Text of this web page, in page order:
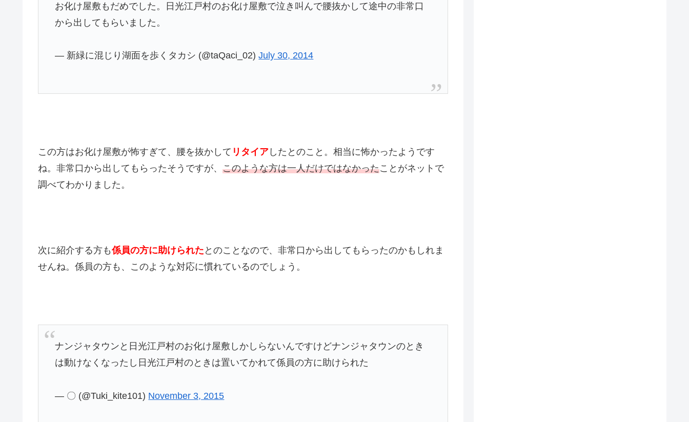
お化け屋敷もだめでした。日光江戸村のお化け屋敷で泣き叫んで腰抜かして途中の非常口
から出してもらいました。
— 新緑に混じり湖面を歩くタカシ (@taQaci_02)July 30, 2014
この方はお化け屋敷が怖すぎて、腰を抜かして リタイア したとのこと。相当に怖かったようです
ね。非常口から出してもらったそうですが、 このような方は一人だけではなかったことがネットで
調べてわかりました。
次に紹介する方も係員の方に助けられた とのことなので、非常口から出してもらったのかもしれま
せんね。係員の方も、このような対応に慣れているのでしょう。
ナンジャタウンと日光江戸村のお化け屋敷しかしらないんですけどナンジャタウンのとき
は動けなくなったし日光江戸村のときは置いてかれて係員の方に助けられた
— 〇 (@Tuki_kite101) November 3, 2015